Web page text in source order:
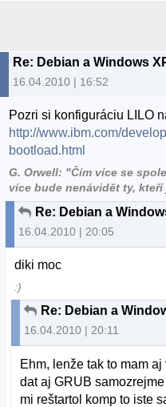
16.04.2010 | 16:52
Pozri si konfiguráciu LILO
http://www.ibm.com/
bootload.html
G. Orwell: "Čím více se
více bude nenávidět ty,
16.04.2010 | 20:05
diki moc
:)
16.04.2010 | 20:11
Ehm, lenže tak to mam
dat aj GRUB
mi reštartol komp to iste